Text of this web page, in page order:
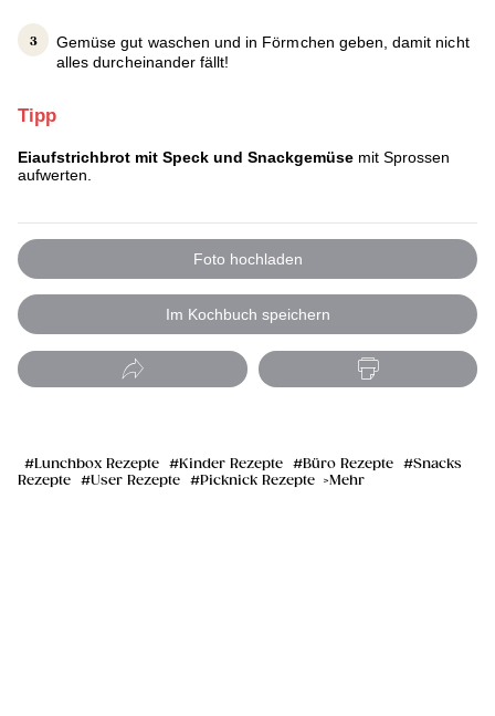
Gemüse gut waschen und in Förmchen geben, damit nicht
alles durcheinander fällt!
Tipp
Eiaufstrichbrot mit Speck und Snackgemüse mit Sprossen
aufwerten.
Foto hochladen
Im Kochbuch speichern
Lunchbox Rezepte Kinder Rezepte Büro Rezepte
Snacks
Rezepte
User Rezepte Picknick Rezepte Mehr